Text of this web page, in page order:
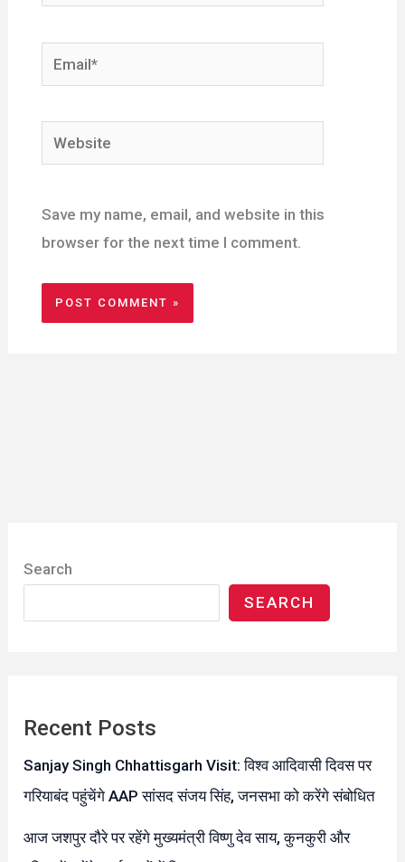
Email*
Website
Save my name, email, and website in this
browser for the next time I comment.
Search
SEARCH
Recent Posts
Sanjay Singh Chhattisgarh Visit: विश्व आदिवासी दिवस पर
गरियाबंद पहुंचेंगे AAP सांसद संजय सिंह, जनसभा को करेंगे संबोधित
आज जशपुर दौरे पर रहेंगे मुख्यमंत्री विष्णु देव साय, कुनकुरी और